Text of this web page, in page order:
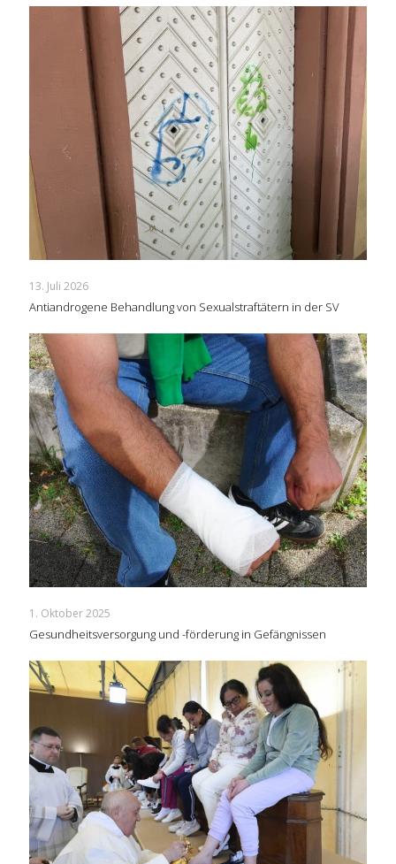
13. Juli 2026
Antiandrogene Behandlung von Sexualstraftätern in der SV
1. Oktober 2025
Gesundheitsversorgung und -förderung in Gefängnissen